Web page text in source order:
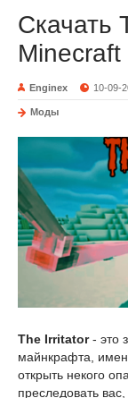
Скачать
Enginex 10-09-
Моды
The Irritator- это
майнкрафта,
открыть некого
преследовать